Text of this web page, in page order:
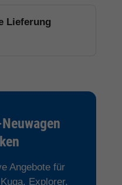
Lieferung
Angebote für
Explorer,